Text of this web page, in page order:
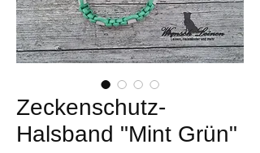
Zeckenschutz-
Halsband "Mint Grün"